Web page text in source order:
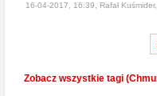
16-04-2017, 16:39, Rafał
Zobacz wszystkie tagi